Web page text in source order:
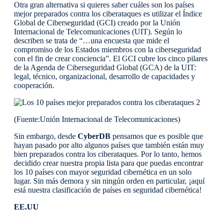
Otra gran alternativa si quieres saber cuáles son los países
mejor preparados contra los ciberataques es utilizar el Índice
Global de Ciberseguridad (GCI) creado por la Unión
Internacional de Telecomunicaciones (UIT). Según lo
describen se trata de “…una encuesta que mide el
compromiso de los Estados miembros con la ciberseguridad
con el fin de crear conciencia”. El GCI cubre los cinco pilares
de la Agenda de Ciberseguridad Global (GCA) de la UIT:
legal, técnico, organizacional, desarrollo de capacidades y
cooperación.
(Fuente:Unión Internacional de Telecomunicaciones)
Sin embargo, desde CyberDB pensamos que es posible que
hayan pasado por alto algunos países que también están muy
bien preparados contra los ciberataques. Por lo tanto, hemos
decidido crear nuestra propia lista para que puedas encontrar
los 10 países con mayor seguridad cibernética en un solo
lugar. Sin más demora y sin ningún orden en particular, ¡aquí
está nuestra clasificación de países en seguridad cibernética!
EE.UU